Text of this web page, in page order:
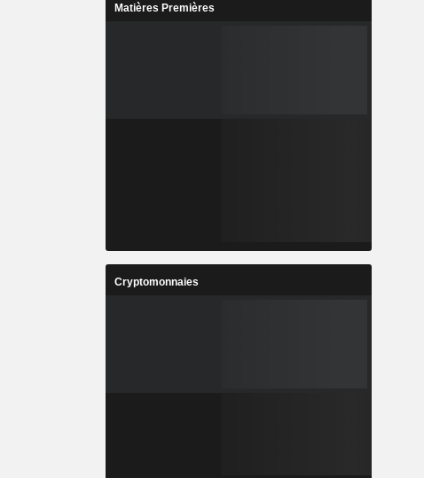
Matières Premières
Cryptomonnaies